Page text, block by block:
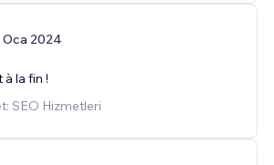
Oca 2024
la fin !
SEO Hizmetleri